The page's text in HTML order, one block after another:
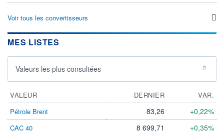
Voir tous les convertisseurs
MES LISTES
Valeurs les plus consultées
VALEUR DERNIER
VAR.
Pétrole Brent
83,26 +0,22%
CAC 40 8 699,71 +0,35%